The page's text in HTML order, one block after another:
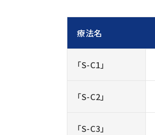
療法名
「S-C1」
「S-C2」
「S-C3」